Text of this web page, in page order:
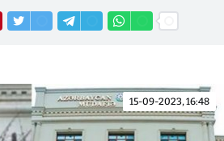
15-09-2023, 16:48